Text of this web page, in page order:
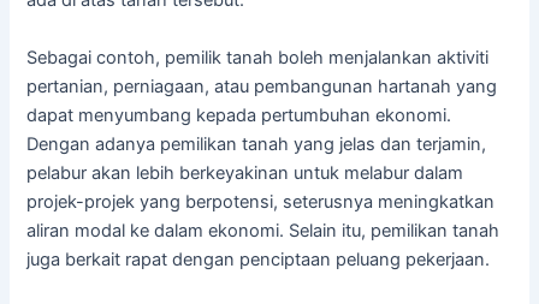
Sebagai contoh, pemilik tanah boleh menjalankan aktiviti
pertanian, perniagaan, atau pembangunan hartanah yang
dapat menyumbang kepada pertumbuhan ekonomi.
Dengan adanya pemilikan tanah yang jelas dan terjamin,
pelabur akan lebih berkeyakinan untuk melabur dalam
projek-projek yang berpotensi, seterusnya meningkatkan
aliran modal ke dalam ekonomi. Selain itu, pemilikan tanah
juga berkait rapat dengan penciptaan peluang pekerjaan.